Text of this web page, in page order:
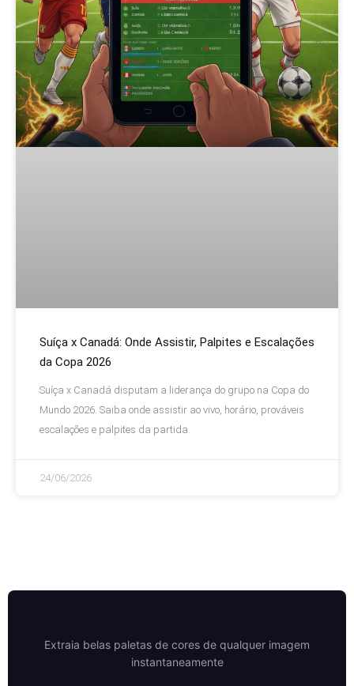
Suíça x Canadá: Onde Assistir, Palpites e Escalações
da Copa 2026
Suíça x Canadá disputam a liderança do grupo na Copa do
Mundo 2026. Saiba onde assistir ao vivo, horário, prováveis
escalações e palpites da partida.
24/06/2026
Extraia belas paletas de cores de qualquer imagem
instantaneamente